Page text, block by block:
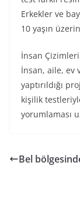
Erkekler ve
10 yaşın
İnsan
İnsan, aile, ev
yaptırıldığı
kişilik
yorumlaması
Bel